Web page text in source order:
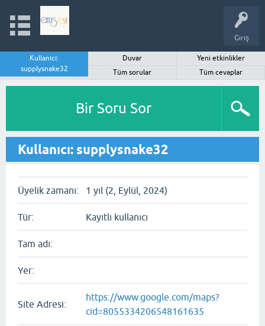
Giriş
Kullanıcı:
supplysnake32
Duvar
Yeni etkinlikler
Tüm sorular
Tüm cevaplar
Bir Soru Sor
Kullanıcı: supplysnake32
Üyelik zamanı: 1 yıl (2, Eylül, 2024)
Tür: Kayıtlı kullanıcı
Tam adı:
Yer:
Site Adresi:
https://www.google.com/maps?
cid=8055334206548161635